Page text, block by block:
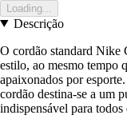
Loading...
Descrição
O cordão standard Nike
estilo, ao mesmo tempo
apaixonados por
cordão destina-se a um
indispensável para todos